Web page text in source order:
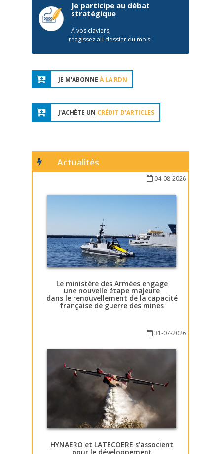
Je participe au débat
stratégique
À vos claviers,
réagissez au dossier du mois
JE M'ABONNE À LA RDN
J'ACHÈTE UN CRÉDIT D'ARTICLES
Actualités
04-08-2026
Le ministère des Armées engage
une nouvelle étape majeure
dans le renouvellement de la capacité
française de guerre des mines
31-07-2026
HYNAERO et LATECOERE s’associent
pour le développement